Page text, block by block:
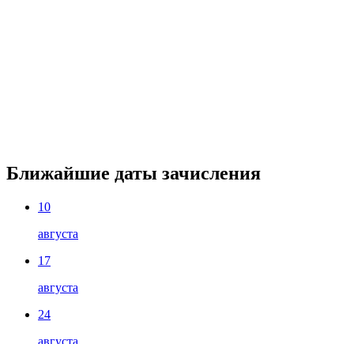
Ближайшие даты зачисления
10
августа
17
августа
24
августа